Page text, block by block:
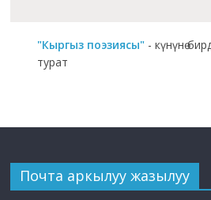
"Кыргыз поэзиясы" - күнүнө
турат
Почта аркылуу жазылуу